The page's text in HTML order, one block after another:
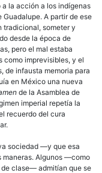
la acción a los indígenas
A partir de ese
tradicional, someter y
desde la época de
pero el mal estaba
como imprevisibles, y el
de infausta memoria para
en México una nueva
de la Asamblea de
imperial repetía la
recuerdo del cura
sociedad —y que esa
Algunos —como
clase— admitían que se